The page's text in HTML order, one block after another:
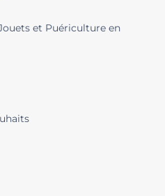
et Puériculture en